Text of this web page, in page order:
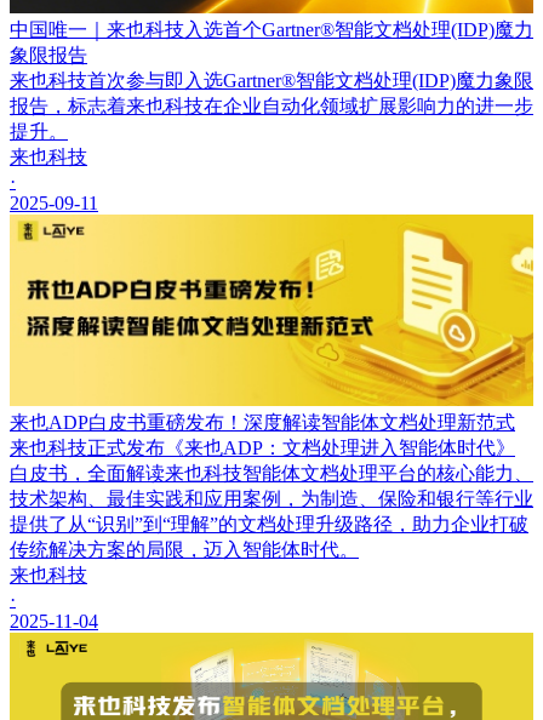
中国唯一｜来也科技入选首个Gartner®智能文档处理(IDP)魔力
象限报告
来也科技首次参与即入选Gartner®智能文档处理(IDP)魔力象限
报告，标志着来也科技在企业自动化领域扩展影响力的进一步
提升。
来也科技
·
2025-09-11
来也ADP白皮书重磅发布！深度解读智能体文档处理新范式
来也科技正式发布《来也ADP：文档处理进入智能体时代》
白皮书，全面解读来也科技智能体文档处理平台的核心能力、
技术架构、最佳实践和应用案例，为制造、保险和银行等行业
提供了从“识别”到“理解”的文档处理升级路径，助力企业打破
传统解决方案的局限，迈入智能体时代。
来也科技
·
2025-11-04